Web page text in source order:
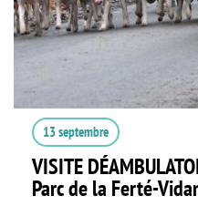
13 septembre
VISITE
Parc de la Ferté-